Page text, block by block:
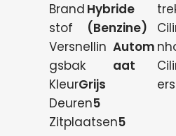
Brand
stof
Hybride
(Benzine)
Versnellin
gsbak
Autom
aat
KleurGrijs
Deuren5
Zitplaatsen5
ers